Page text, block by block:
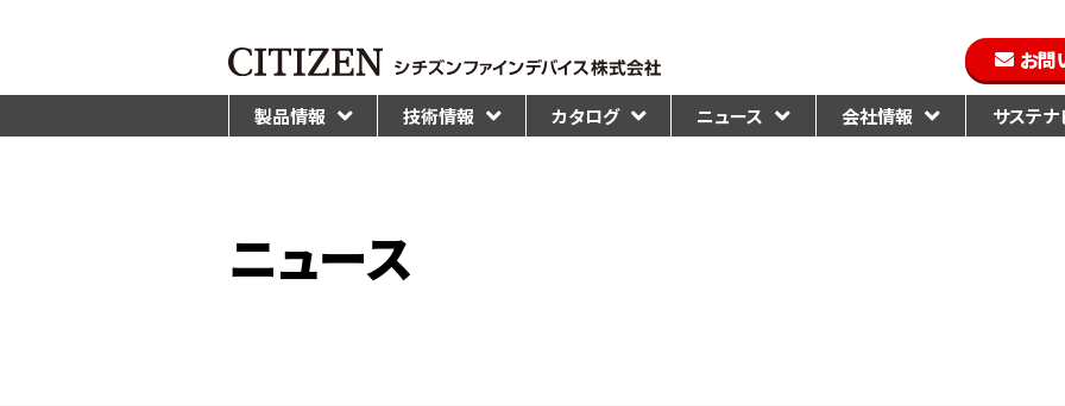
お問
製品情報 技術情報 カタログ ニュース 会社情報 サステナ
ニュース